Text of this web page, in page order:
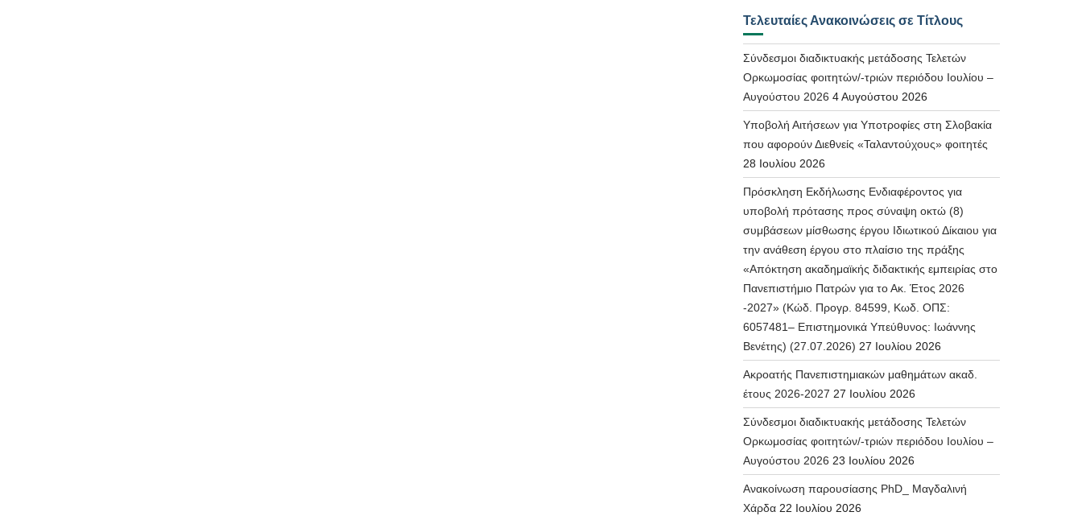
Τελευταίες Ανακοινώσεις σε Τίτλους
Σύνδεσμοι διαδικτυακής μετάδοσης Τελετών
Ορκωμοσίας φοιτητών/-τριών περιόδου Ιουλίου –
Αυγούστου 2026 4 Αυγούστου 2026
Υποβολή Αιτήσεων για Υποτροφίες στη Σλοβακία
που αφορούν Διεθνείς «Ταλαντούχους» φοιτητές
28 Ιουλίου 2026
Πρόσκληση Εκδήλωσης Ενδιαφέροντος για
υποβολή πρότασης προς σύναψη οκτώ (8)
συμβάσεων μίσθωσης έργου Ιδιωτικού Δίκαιου για
την ανάθεση έργου στο πλαίσιο της πράξης
«Απόκτηση ακαδημαϊκής διδακτικής εμπειρίας στο
Πανεπιστήμιο Πατρών για το Ακ. Έτος 2026
-2027» (Κώδ. Προγρ. 84599, Κωδ. ΟΠΣ:
6057481– Επιστημονικά Υπεύθυνος: Ιωάννης
Βενέτης) (27.07.2026) 27 Ιουλίου 2026
Ακροατής Πανεπιστημιακών μαθημάτων ακαδ.
έτους 2026-2027 27 Ιουλίου 2026
Σύνδεσμοι διαδικτυακής μετάδοσης Τελετών
Ορκωμοσίας φοιτητών/-τριών περιόδου Ιουλίου –
Αυγούστου 2026 23 Ιουλίου 2026
Ανακοίνωση παρουσίασης PhD_ Μαγδαλινή
Χάρδα 22 Ιουλίου 2026